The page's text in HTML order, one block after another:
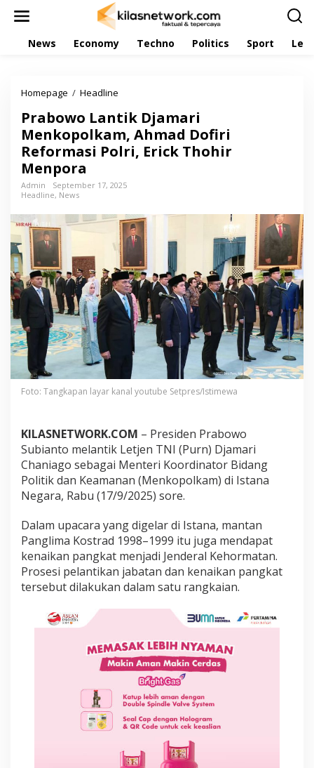
News Economy Techno Politics Sport
Homepage / Headline
a
b
o
w
L
t
i
k
D
j
a
m
a
r
k
o
l
k
a
m
,
A
m
a
d
D
o
f
r
e
f
o
m
s
P
Prabowo Lantik Djamari
Menkopolkam, Ahmad Dofiri
Reformasi Polri, Erick Thohir
Menpora
Admin
September 17, 2025
Headline, News
Foto: Tangkapan layar kanal youtube Setpres/Istimewa
KILASNETWORK.COM – Presiden Prabowo
Subianto melantik Letjen TNI (Purn) Djamari
Chaniago sebagai Menteri Koordinator Bidang
Politik dan Keamanan (Menkopolkam) di Istana
Negara, Rabu (17/9/2025) sore.
Dalam upacara yang digelar di Istana, mantan
Panglima Kostrad 1998–1999 itu juga mendapat
kenaikan pangkat menjadi Jenderal Kehormatan.
Prosesi pelantikan jabatan dan kenaikan pangkat
tersebut dilakukan dalam satu rangkaian.